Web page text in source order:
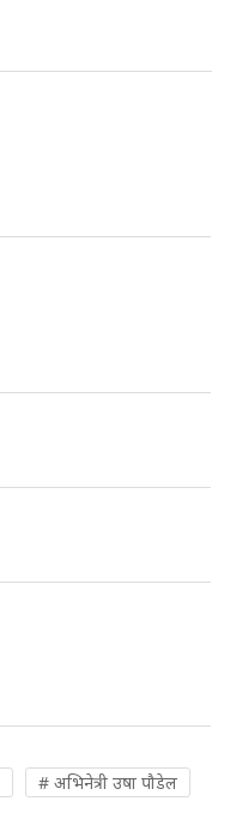
# अभिनेत्री उषा पौडेल